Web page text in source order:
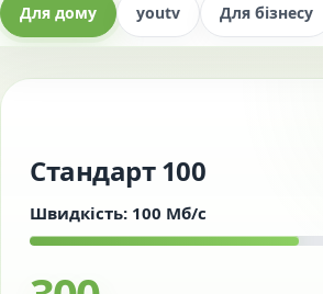
Для дому youtv Для бізнесу
Стандарт 100
Швидкість: 100 Мб/с